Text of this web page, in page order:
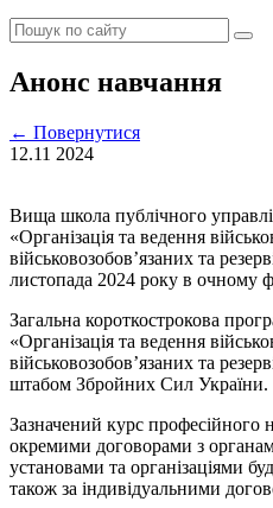
Анонс навчання
← Повернутися
12.11 2024
Вища школа публічного
«Організація та ведення
військовозобов’язаних та
листопада 2024 року в очному
Загальна короткострокова
«Організація та ведення
військовозобов’язаних та
штабом Збройних Сил України.
Зазначений курс професійного
окремими договорами з
установами та організаціями
також за індивідуальними